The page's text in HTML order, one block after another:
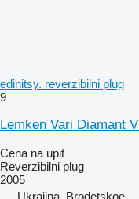
edinitsy. reverzibilni plug
9
Lemken Vari Diamant
Cena na upit
Reverzibilni plug
2005
Ukrajina, Brodetskoe